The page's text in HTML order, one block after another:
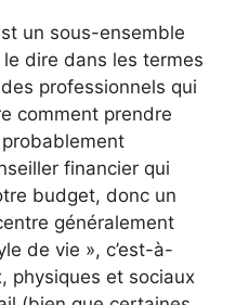
un sous-ensemble
dire dans les termes
professionnels qui
comment prendre
financier qui
budget, donc un
généralement
de vie », c’est-à-
physiques et sociaux